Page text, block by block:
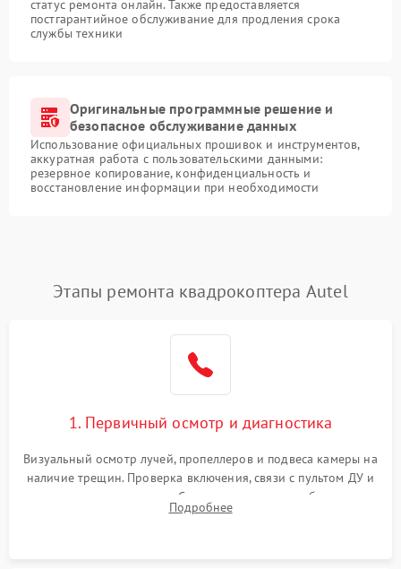
статус ремонта онлайн. Также предоставляется
постгарантийное обслуживание для продления срока
службы техники
Оригинальные программные решение и
безопасное обслуживание данных
Использование официальных прошивок и инструментов,
аккуратная работа с пользовательскими данными:
резервное копирование, конфиденциальность и
восстановление информации при необходимости
Этапы ремонта квадрокоптера Autel
1. Первичный осмотр и диагностика
Визуальный осмотр лучей, пропеллеров и подвеса камеры на
наличие трещин. Проверка включения, связи с пультом ДУ и
передачи видеосигнала. Считывание логов ошибок через
полетное ПО для определения характера неисправности.
Подробнее